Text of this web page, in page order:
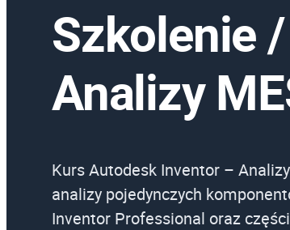
Szkolenie
Analizy
Kurs Autodesk Inventor –
analizy pojedynczych
Inventor Professional oraz